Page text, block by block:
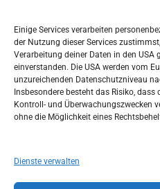
Einige Services verarbeiten
der Nutzung dieser Services
Verarbeitung deiner Daten in den USA
einverstanden. Die USA werden vom
unzureichenden Datenschutzniveau
Insbesondere besteht das Risiko, dass
Kontroll- und Überwachungszwecken
ohne die Möglichkeit eines
Dienste verwalten
MAI
M D M D
1 2 3 4
8 9 10 11
22 23
29 30 31